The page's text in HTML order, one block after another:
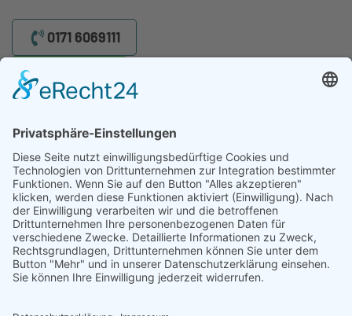
0171 6069111
Ihr Gutachter für Wohnmobile. Wir helfen Ihnen bei einem
unverschuldeten Unfall. Schnell und präzise.